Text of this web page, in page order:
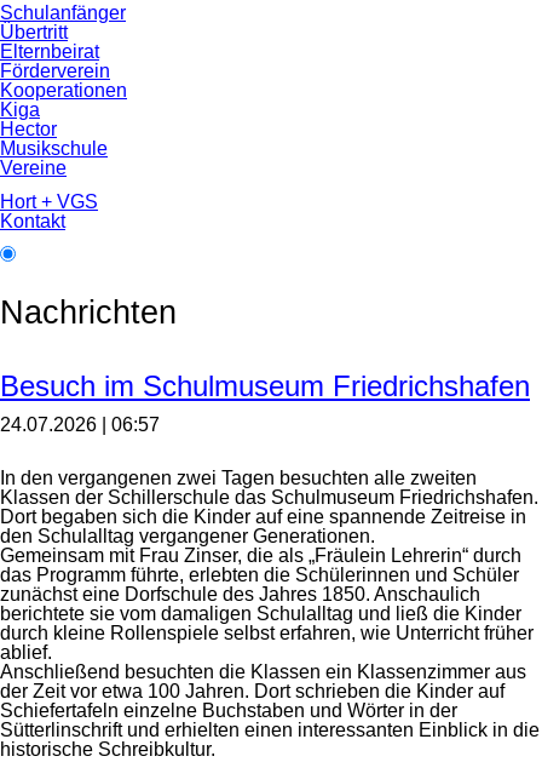
Schulanfänger
Übertritt
Elternbeirat
Förderverein
Kooperationen
Kiga
Hector
Musikschule
Vereine
Hort + VGS
Kontakt
Nachrichten
Besuch im Schulmuseum Friedrichshafen
24.07.2026 | 06:57
In den vergangenen zwei Tagen besuchten alle zweiten
Klassen der Schillerschule das Schulmuseum Friedrichshafen.
Dort begaben sich die Kinder auf eine spannende Zeitreise in
den Schulalltag vergangener Generationen.
Gemeinsam mit Frau Zinser, die als „Fräulein Lehrerin“ durch
das Programm führte, erlebten die Schülerinnen und Schüler
zunächst eine Dorfschule des Jahres 1850. Anschaulich
berichtete sie vom damaligen Schulalltag und ließ die Kinder
durch kleine Rollenspiele selbst erfahren, wie Unterricht früher
ablief.
Anschließend besuchten die Klassen ein Klassenzimmer aus
der Zeit vor etwa 100 Jahren. Dort schrieben die Kinder auf
Schiefertafeln einzelne Buchstaben und Wörter in der
Sütterlinschrift und erhielten einen interessanten Einblick in die
historische Schreibkultur.